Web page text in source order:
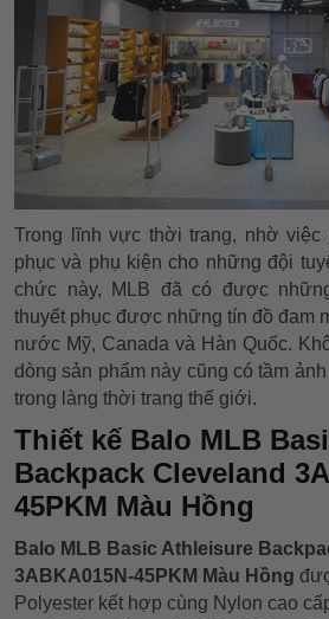
Trong lĩnh vực thời trang, nhờ việc
phục và phụ kiện cho những đội
chức này, MLB đã có được
thuyết phục được những tín đồ đam
nước Mỹ, Canada và Hàn Quốc.
dòng sản phẩm này cũng có tầm
trong làng thời trang thế giới.
Thiết kế Balo MLB
Backpack Cleveland
45PKM Màu Hồng
Balo MLB Basic Athleisure
3ABKA015N-45PKM Màu Hồng
Polyester kết hợp cùng Nylon cao